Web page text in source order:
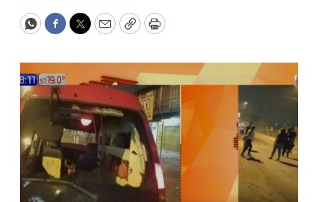
WhatsApp
Facebook
Twitter
EmailCopyPrint